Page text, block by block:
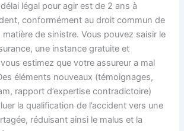
légal pour agir est de 2 ans à
conformément au droit commun de
de sinistre. Vous pouvez saisir le
une instance gratuite et
estimez que votre assureur a mal
éléments nouveaux (témoignages,
rapport d’expertise contradictoire)
la qualification de l’accident vers une
réduisant ainsi le malus et la